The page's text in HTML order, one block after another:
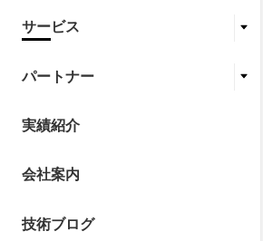
サービス
パートナー
実績紹介
会社案内
技術ブログ